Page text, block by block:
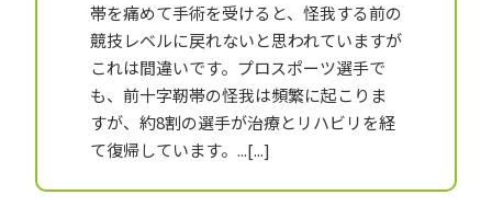
帯を痛めて手術を受けると、怪我する前の
競技レベルに戻れないと思われていますが
これは間違いです。プロスポーツ選手で
も、前十字靭帯の怪我は頻繁に起こりま
すが、約8割の選手が治療とリハビリを経
て復帰しています。...